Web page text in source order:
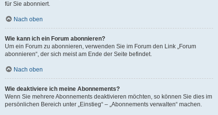
für Sie abonniert.
Nach oben
Wie kann ich ein Forum abonnieren?
Um ein Forum zu abonnieren, verwenden Sie im Forum den Link „Forum
abonnieren“, der sich meist am Ende der Seite befindet.
Nach oben
Wie deaktiviere ich meine Abonnements?
Wenn Sie mehrere Abonnements deaktivieren möchten, so können Sie dies im
persönlichen Bereich unter „Einstieg“ – „Abonnements verwalten“ machen.